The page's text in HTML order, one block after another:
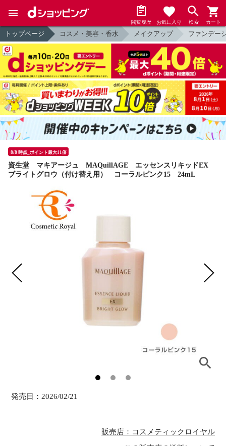
閲覧履歴 お気に入り 検索 カート
トップページ コスメ・美容・香水 メイクアップ ファンデー
8/8 時点_ポイント最大11倍
資生堂 マキアージュ MAQuillAGE エッセンスリキッドEX
ブライトグロウ（付け替え用） コーラルピンク15 24mL
発売日： 2026/02/21
販売店：コスメティックロイヤル